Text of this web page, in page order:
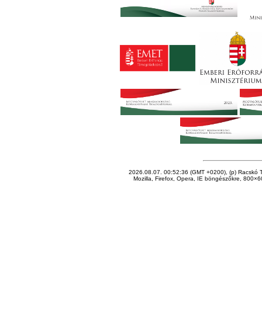
2026.08.07. 00:52:36 (GMT +0200), (p) Racskó
Mozilla, Firefox, Opera, IE böngészőkre,